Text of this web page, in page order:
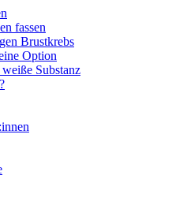
fassen
Brustkrebs
Option
Substanz